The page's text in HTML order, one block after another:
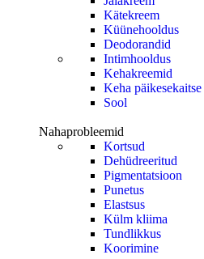
Kätekreem
Küünehooldus
Deodorandid
Intimhooldus
Kehakreemid
Keha päikesekaitse
Sool
Nahaprobleemid
Kortsud
Dehüdreeritud
Pigmentatsioon
Punetus
Elastsus
Külm kliima
Tundlikkus
Koorimine